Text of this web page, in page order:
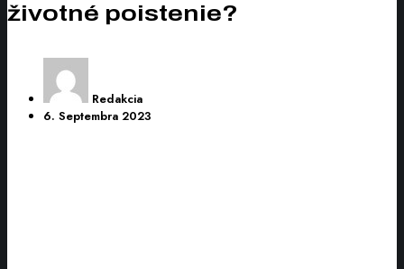
životné poistenie?
Redakcia
6. Septembra 2023